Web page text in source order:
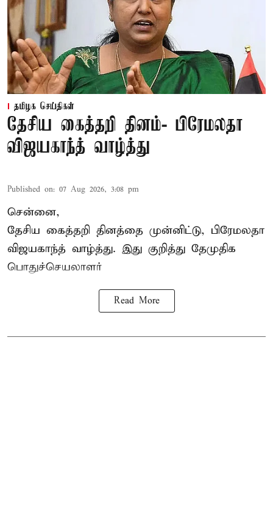
தமிழக செய்திகள்
தேசிய கைத்தறி தினம்- பிரேமலதா
விஜயகாந்த் வாழ்த்து
Published on: 07 Aug 2026, 3:08 pm
சென்னை,
தேசிய கைத்தறி தினத்தை முன்னிட்டு, பிரேமலதா
விஜயகாந்த் வாழ்த்து. இது குறித்து தேமுதிக
பொதுச்செயலாளர்
Read More